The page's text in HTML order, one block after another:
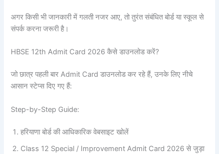
अगर किसी भी जानकारी में गलती नजर आए, तो तुरंत संबंधित बोर्ड या स्कूल से
संपर्क करना जरूरी है।
HBSE 12th Admit Card 2026 कैसे डाउनलोड करें?
जो छात्र पहली बार Admit Card डाउनलोड कर रहे हैं, उनके लिए नीचे
आसान स्टेप्स दिए गए हैं:
Step-by-Step Guide:
हरियाणा बोर्ड की आधिकारिक वेबसाइट खोलें
Class 12 Special / Improvement Admit Card 2026 से जुड़ा